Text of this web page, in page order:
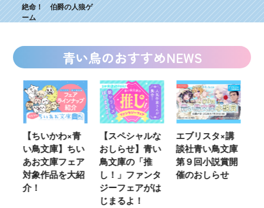
絶命！ 伯爵の人狼ゲ
ーム
青い鳥のおすすめNEWS
【ちいかわ×青
い鳥文庫】ちい
あお文庫フェア
対象作品を大紹
介！
【スペシャルな
おしらせ】青い
鳥文庫の「推
し！」ファンタ
ジーフェアがは
じまるよ！
エブリスタ×講
談社青い鳥文庫
第９回小説賞開
催のおしらせ